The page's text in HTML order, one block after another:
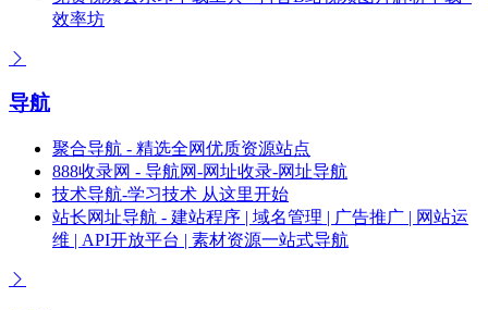
效率坊
导航
聚合导航 - 精选全网优质资源站点
888收录网 - 导航网-网址收录-网址导航
技术导航-学习技术 从这里开始
站长网址导航 - 建站程序 | 域名管理 | 广告推广 | 网站运
维 | API开放平台 | 素材资源一站式导航